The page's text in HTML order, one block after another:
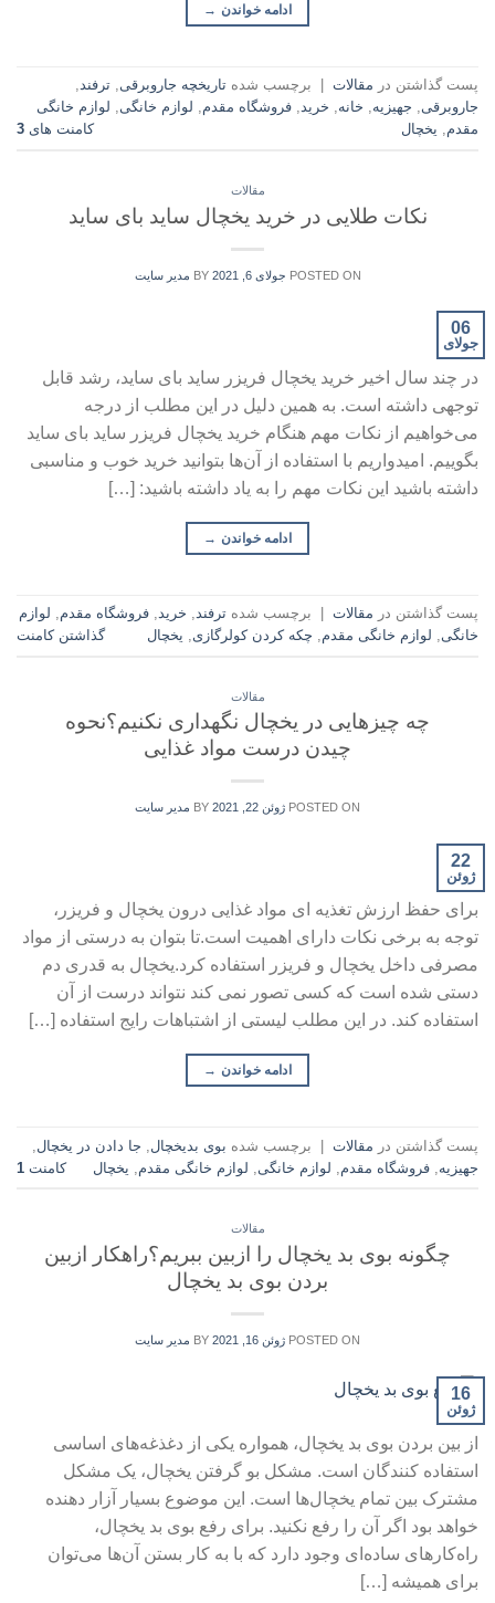
ادامه خواندن →
پست گذاشتن در مقالات برچسب شده تاریخچه جاروبرقی, ترفند,
جاروبرقی, جهیزیه, خانه, خرید, فروشگاه مقدم, لوازم خانگی, لوازم خانگی
مقدم, یخچال کامنت های 3
مقالات
نکات طلایی در خرید یخچال ساید بای ساید
POSTED ON جولای 6, 2021 BY مدیر سایت
06
جولای
در چند سال اخیر خرید یخچال فریزر ساید بای ساید، رشد قابل
توجهی داشته است. به همین دلیل در این مطلب از درجه
می‌خواهیم از نکات مهم هنگام خرید یخچال فریزر ساید بای ساید
بگوییم. امیدواریم با استفاده از آن‌ها بتوانید خرید خوب و مناسبی
داشته باشید این نکات مهم را به یاد داشته باشید: […]
ادامه خواندن →
پست گذاشتن در مقالات برچسب شده ترفند خرید فروشگاه مقدم
لوازم
خانگی
لوازم خانگی مقدم چکه کردن کولرگازی یخچال گذاشتن کامنت
مقالات
چه چیزهایی در یخچال نگهداری نکنیم؟نحوه
چیدن درست مواد غذایی
POSTED ON ژوئن 22, 2021 BY مدیر سایت
22
ژوئن
برای حفظ ارزش تغذیه ای مواد غذایی درون یخچال و فریزر،
توجه به برخی نکات دارای اهمیت است.تا بتوان به درستی از مواد
مصرفی داخل یخچال و فریزر استفاده کرد.یخچال به قدری دم
دستی شده است که کسی تصور نمی کند نتواند درست از آن
استفاده کند. در این مطلب لیستی از اشتباهات رایج استفاده […]
ادامه خواندن →
پست گذاشتن در مقالات | برچسب شده بوی بدیخچال جا دادن در یخچال
جهیزیه فروشگاه مقدم لوازم خانگی لوازم خانگی مقدم یخچال کامنت 1
مقالات
چگونه بوی بد یخچال را ازبین ببریم؟راهکار ازبین
بردن بوی بد یخچال
POSTED ON ژوئن 16, 2021 BY مدیر سایت
16
ژوئن
از بین بردن بوی بد یخچال، همواره یکی از دغذغه‌های اساسی
استفاده کنندگان است. مشکل بو گرفتن یخچال، یک مشکل
مشترک بین تمام یخچال‌ها است. این موضوع بسیار آزار دهنده
خواهد بود اگر آن را رفع نکنید. برای رفع بوی بد یخچال،
راه‌کارهای ساده‌ای وجود دارد که با به کار بستن آن‌ها می‌توان
برای همیشه […]